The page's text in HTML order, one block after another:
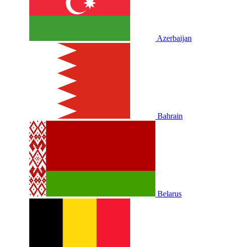
Azerbaijan
Bahrain
Belarus